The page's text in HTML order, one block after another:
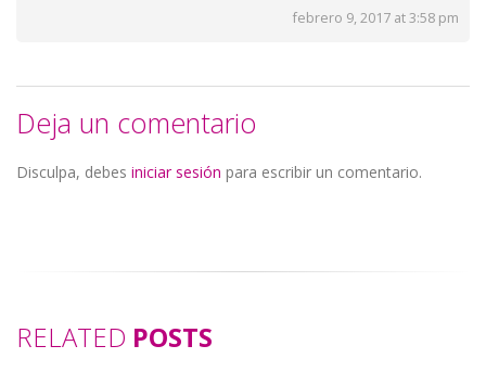
febrero 9, 2017 at 3:58 pm
Deja un comentario
Disculpa, debes iniciar sesión para escribir un comentario.
RELATED POSTS